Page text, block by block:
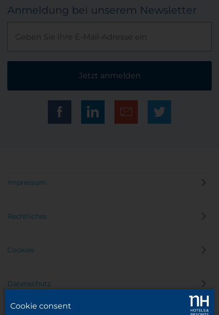
Anmeldung bei unserem Newsletter
Jetzt anmelden
Impressum
Rechtliches
Cookies
Datenschutz
Cookie consent